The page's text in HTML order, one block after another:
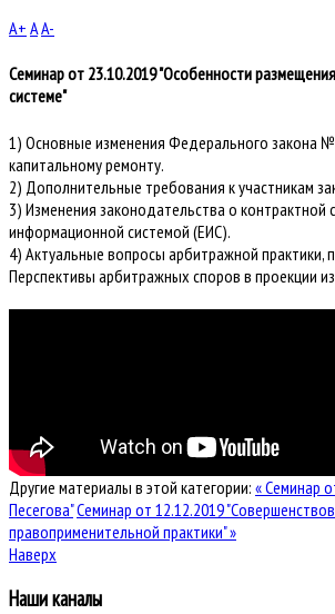
A+ AA-
Семинар от 23.10.2019 "Особенности
системе"
1) Основные изменения Федерального закона №
капитальному ремонту.
2) Дополнительные требования к участникам
3) Изменения законодательства о контрактной
информационной системой (ЕИС).
4) Актуальные вопросы арбитражной практики,
Перспективы арбитражных споров в проекции
Другие материалы в этой категории: « Семинар
Песегова"Семинар от 12.12.2019
правоприменительной практики" »
Наверх
Наши каналы